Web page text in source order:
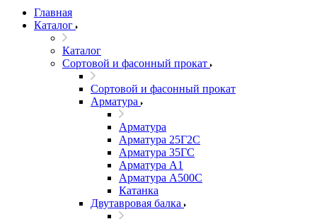
Главная
Каталог
Каталог
Сортовой и фасонный прокат
Сортовой и фасонный прокат
Арматура
Арматура
Арматура 25Г2С
Арматура 35ГС
Арматура А1
Арматура А500С
Катанка
Двутавровая балка